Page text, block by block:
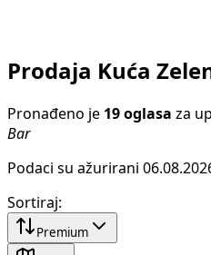
Prodaja Kuća
Pronađeno je 19 oglasa za
Bar
Podaci su ažurirani
Sortiraj:
Premium